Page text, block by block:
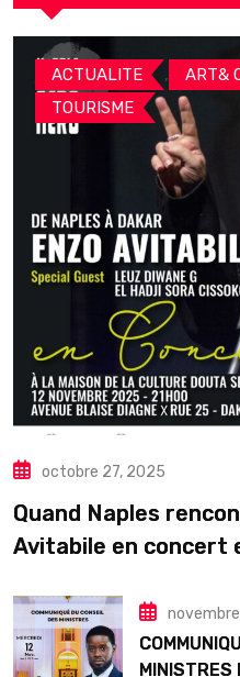
ACTUALITE , ART&
TOURISME
octobre 27, 2025
Quand Naples
Avitabile en concert
MINISTRES